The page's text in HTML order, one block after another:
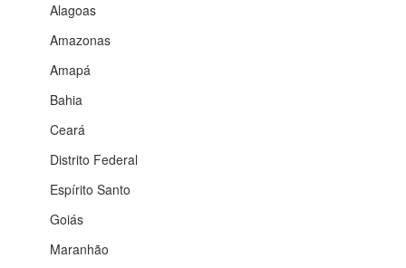
Alagoas
Amazonas
Amapá
Bahia
Ceará
Distrito Federal
Espírito Santo
Goiás
Maranhão